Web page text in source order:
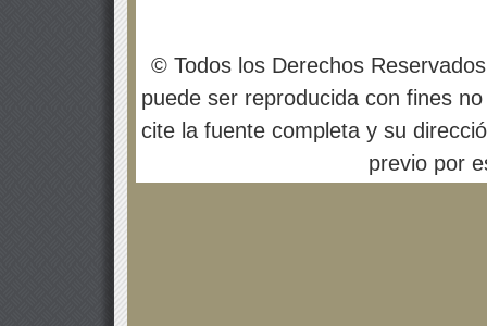
© Todos los Derechos
puede ser reproducida con fines
cite la fuente completa y su
previo por